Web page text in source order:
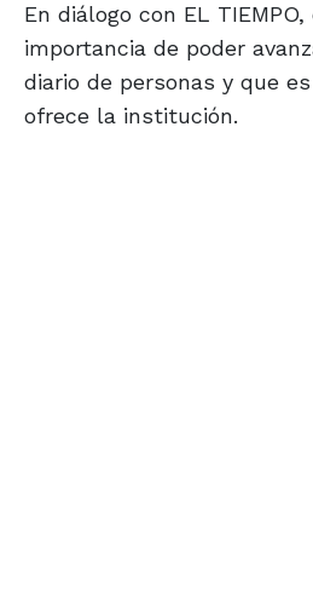
En diálogo con EL
importancia de poder
diario de personas y que
ofrece la institución.